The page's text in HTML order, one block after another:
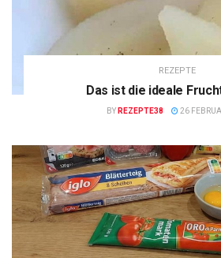
REZEPTE
Das ist die ideale
BY REZEPTE38 26